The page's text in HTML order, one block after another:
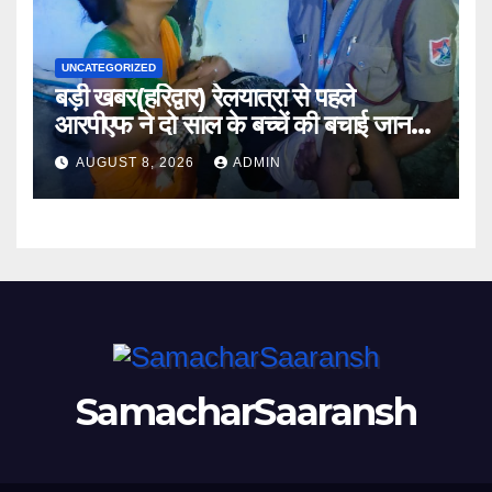
UNCATEGORIZED
बड़ी खबर(हरिद्वार) रेलयात्रा से पहले
आरपीएफ ने दो साल के बच्चें की बचाई जान
।।AUGUST 8, 2026 ADMIN
SamacharSaaransh